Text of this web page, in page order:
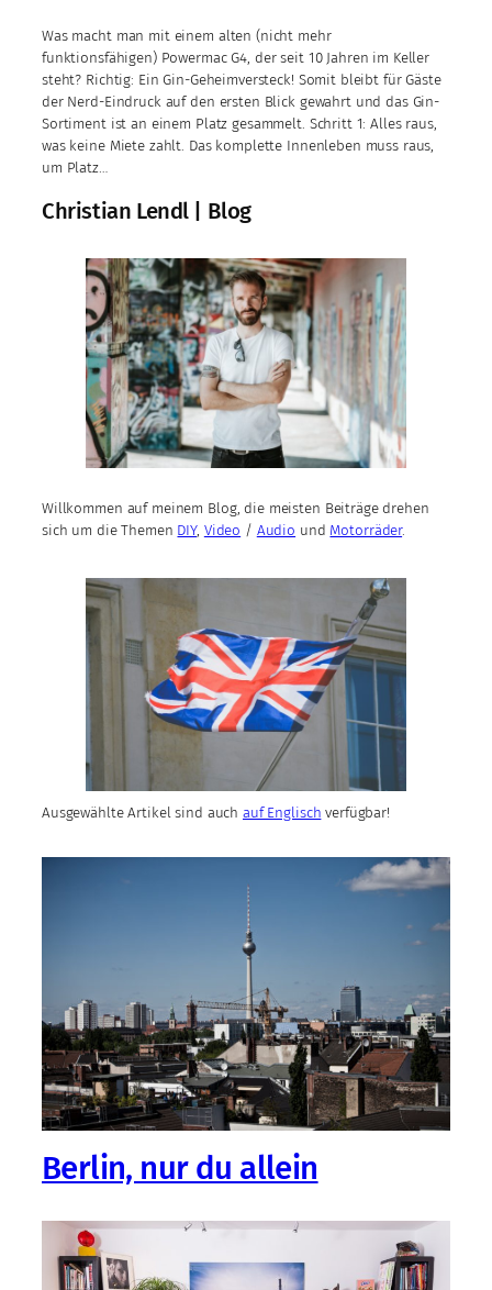
Was macht man mit einem alten (nicht mehr
funktionsfähigen) Powermac G4, der seit 10 Jahren im Keller
steht? Richtig: Ein Gin-Geheimversteck! Somit bleibt für Gäste
der Nerd-Eindruck auf den ersten Blick gewahrt und das Gin-
Sortiment ist an einem Platz gesammelt. Schritt 1: Alles raus,
was keine Miete zahlt. Das komplette Innenleben muss raus,
um Platz…
Christian Lendl | Blog
Willkommen auf meinem Blog, die meisten Beiträge drehen
sich um die Themen DIY, Video / Audio und Motorräder.
Ausgewählte Artikel sind auch auf Englisch verfügbar!
Berlin, nur du allein